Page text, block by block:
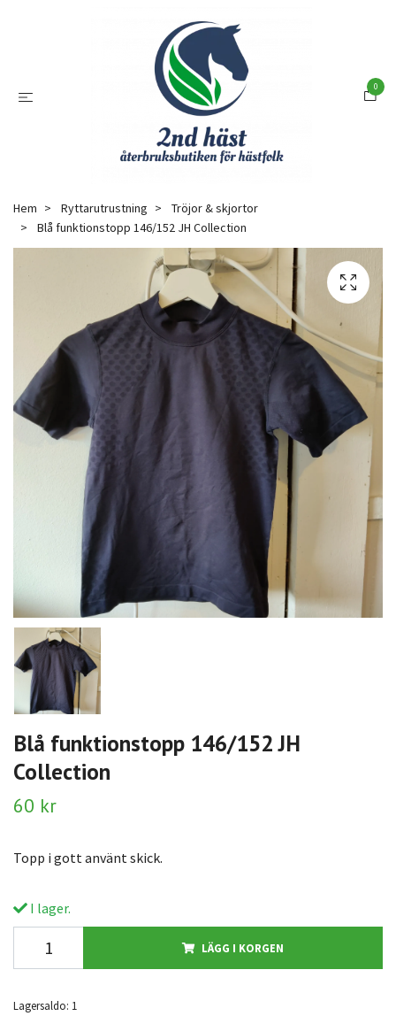
0
Hem Ryttarutrustning
Tröjor & skjortor
Blå funktionstopp 146/152 JH Collection
Blå funktionstopp 146/152 JH
Collection
60 kr
Topp i gott använt skick.
I lager.
LÄGG I KORGEN
Lagersaldo: 1